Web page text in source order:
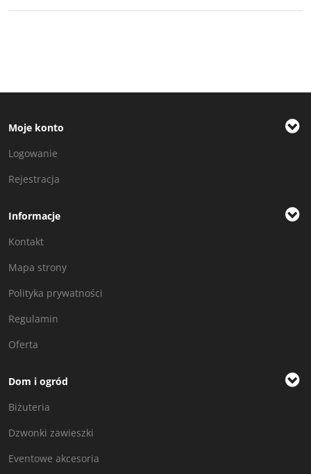
Moje konto
Logowanie
Rejestracja
Informacje
Kontakt
Mapa strony
Polityka prywatności
Regulamin
Oferta
Dom i ogród
Biżuteria
Dzwonki zawieszki
Eventowe akcesoria